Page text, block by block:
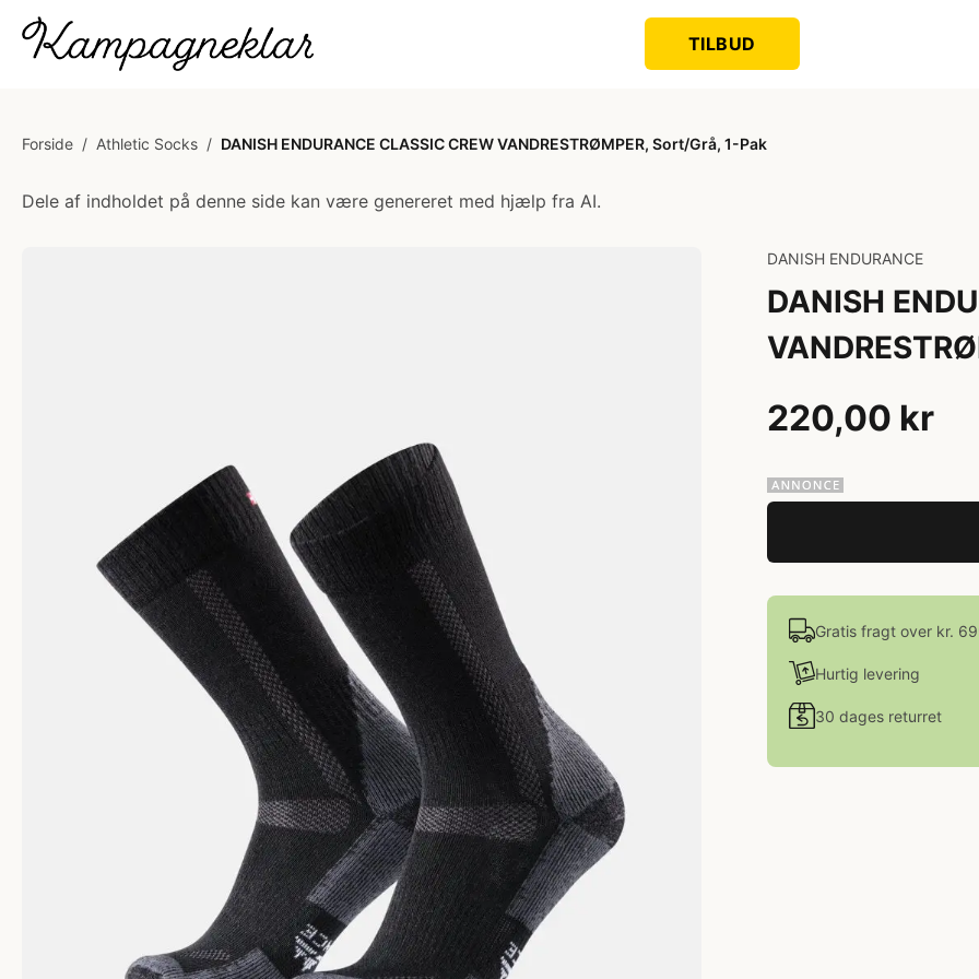
TILBUD
Forside / Athletic Socks / DANISH ENDURANCE CLASSIC CREW VANDRESTRØMPER, Sort/Grå, 1-Pak
Dele af indholdet på denne side kan være genereret med hjælp fra AI.
DANISH ENDURANCE
DANISH
220,00 kr
Gratis fragt over kr.
Hurtig levering
30 dages returret